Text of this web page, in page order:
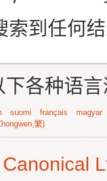
索到任何
各种语
suomi français
magyar
繁)
Canonical